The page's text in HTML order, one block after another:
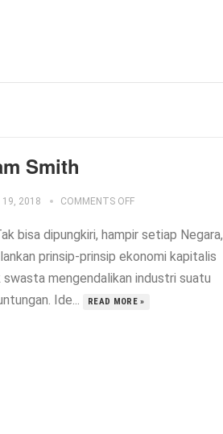
Smith
19, 2018 COMMENTS OFF
bisa dipungkiri, hampir setiap Negara,
prinsip-prinsip ekonomi kapitalis
mengendalikan industri suatu
Ide...
READ MORE »